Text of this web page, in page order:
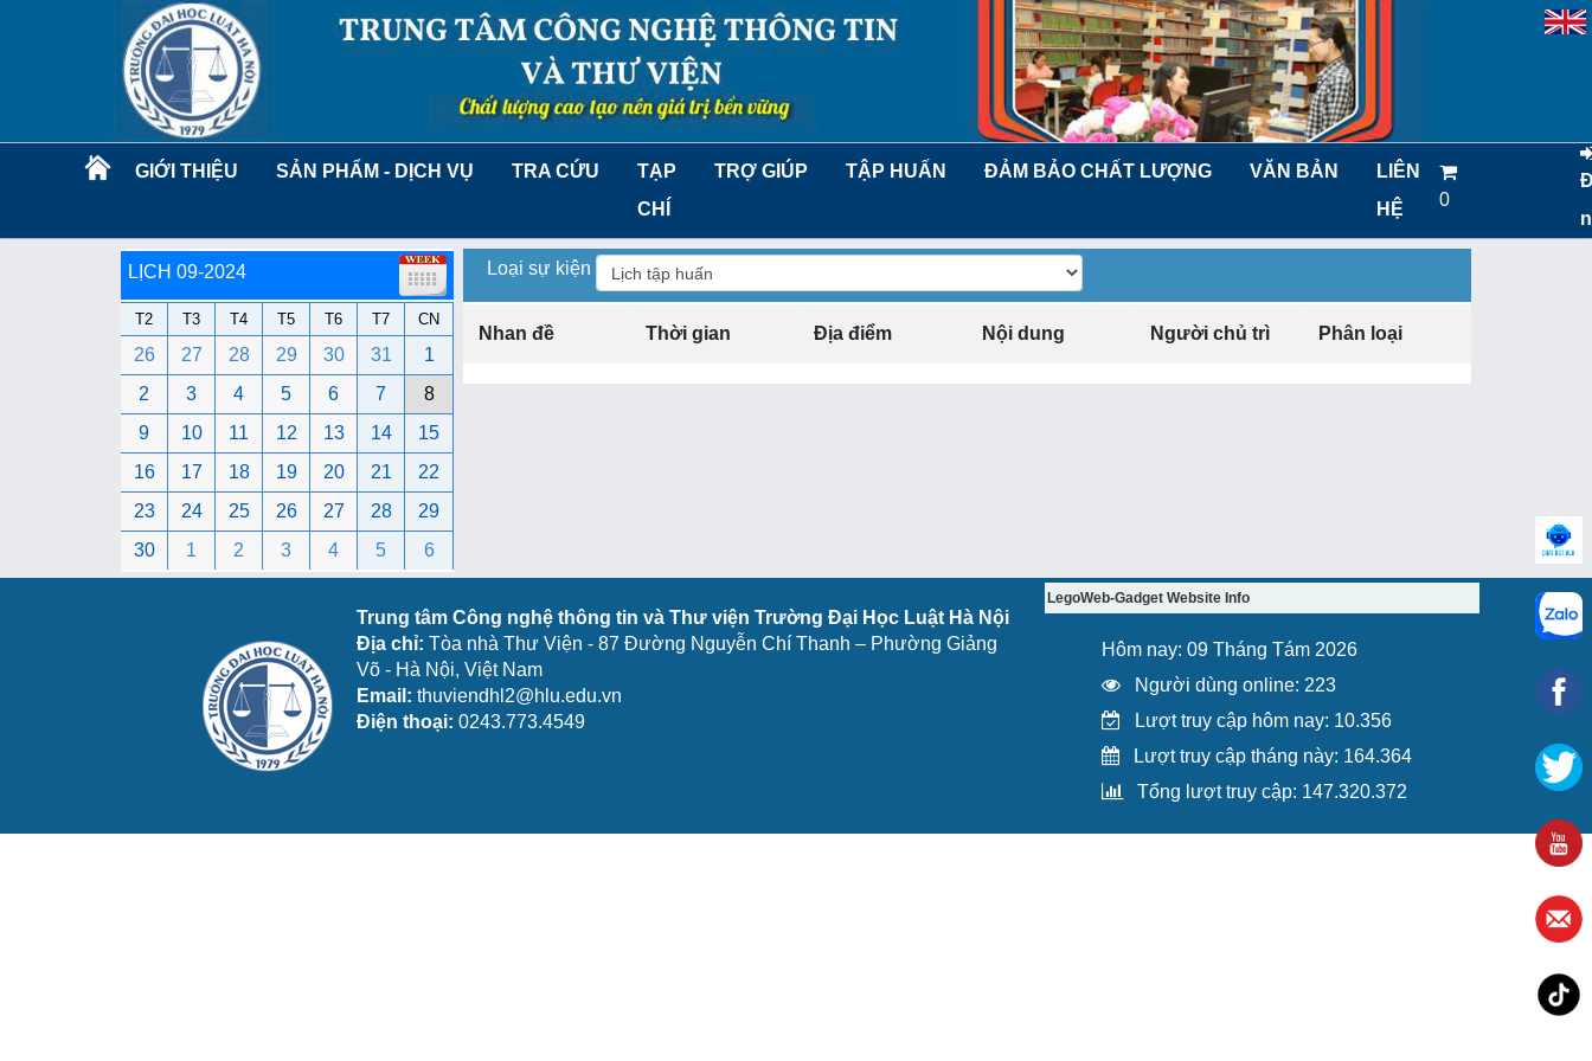
GIỚI THIỆU SẢN PHẨM - DỊCH VỤ TRA CỨU
TẠP
CHÍ
TRỢ GIÚP TẬP HUẤN ĐẢM BẢO CHẤT LƯỢNG VĂN BẢN
LIÊN
HỆ
0
LỊCH 09-2024
T2 T3 T4 T5 T6 T7 CN
26 27 28 29 30 31
1
2
3 4 5 6 7
8
9
10 11 12 13 14
15
16
17 18 19 20 21
22
23
24 25 26 27 28
29
30
1 2 3 4 5 6
Loại sự kiện
Nhan đề Thời gian Địa điểm Nội dung Người chủ trì Phân loại
Trung tâm Công nghệ thông tin và Thư viện Trường Đại Học Luật Hà Nội
Địa chỉ: Tòa nhà Thư Viện - 87 Đường Nguyễn Chí Thanh – Phường Giảng
Võ - Hà Nội, Việt Nam
Email: thuviendhl2@hlu.edu.vn
Điện thoại: 0243.773.4549
LegoWeb-Gadget Website Info
Hôm nay: 09 Tháng Tám 2026
Người dùng online: 223
Lượt truy cập hôm nay: 10.356
Lượt truy cập tháng này: 164.364
Tổng lượt truy cập: 147.320.372